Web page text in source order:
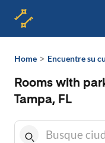
Home > Encuentre su
Rooms with
Tampa, FL